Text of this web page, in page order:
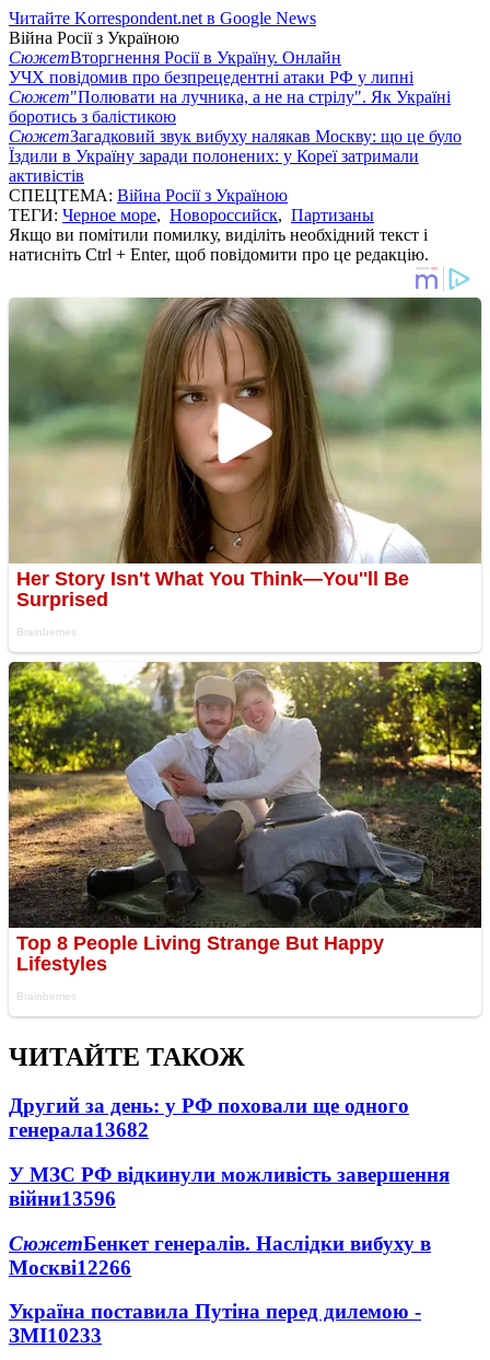
Читайте Korrespondent.net в Google News
Війна Росії з Україною
СюжетВторгнення Росії в Україну. Онлайн
УЧХ повідомив про безпрецедентні атаки РФ у липні
Сюжет"Полювати на лучника, а не на стрілу". Як Україні
боротись з балістикою
СюжетЗагадковий звук вибуху налякав Москву: що це було
Їздили в Україну заради полонених: у Кореї затримали
активістів
СПЕЦТЕМА: Війна Росії з Україною
ТЕГИ: Черное море, Новороссийск, Партизаны
Якщо ви помітили помилку, виділіть необхідний текст і
натисніть Ctrl + Enter, щоб повідомити про це редакцію.
ЧИТАЙТЕ ТАКОЖ
Другий за день: у РФ поховали ще одного
генерала13682
У МЗС РФ відкинули можливість завершення
війни13596
СюжетБенкет генералів. Наслідки вибуху в
Москві12266
Україна поставила Путіна перед дилемою -
ЗМІ10233